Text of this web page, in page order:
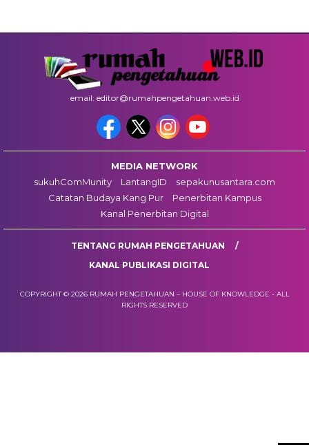
email: editor@rumahpengetahuan.web.id
MEDIA NETWORK
sukuhComMunity
LantangID
sepakunusantara.com
Catatan Budaya Kang Pur
Penerbitan Kampus
Kanal Penerbitan Digital
TENTANG RUMAH PENGETAHUAN
KANAL PUBLIKASI DIGITAL
COPYRIGHT © 2026 RUMAH PENGETAHUAN – HOUSE OF KNOWLEDGE - ALL
RIGHTS RESERVED